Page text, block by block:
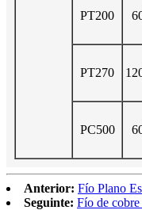
PT200
PT270
PC500
Anterior: Fío Plano
Seguinte: Fío de cobre